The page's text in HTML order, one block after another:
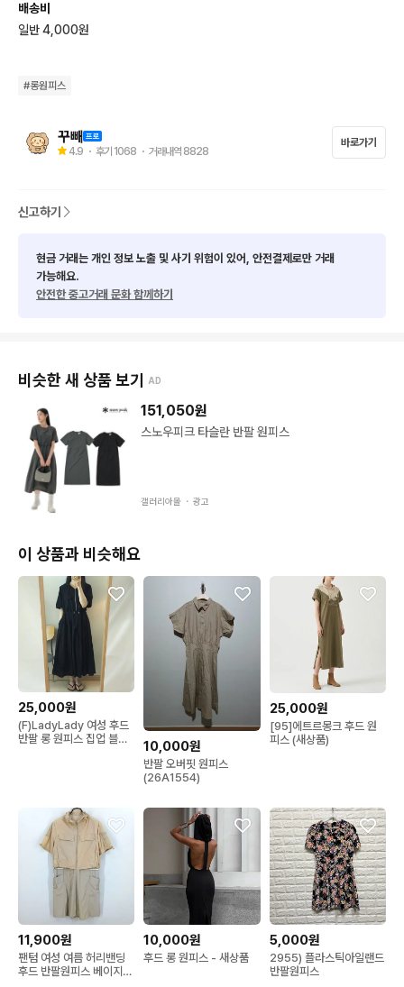
★택배비 선불 4000원, 도서산간지역 7000원
★반값택배 X 우체국택배 X(CJ대한통운 일반택배만 이용)
★결제 후 3일간 보관 가능(이미 구매하신 보관물품 절대 취소 X)
→10시 전 결제확인 시 당일배송 가능
★최대한 사전 검수를 거치지만 구제 특성상 미세한 오염등의 하
배송비
일반 4,000원
#롱원피스
꾸빼
4.9 ・ 후기 1068 ・ 거래내역 8828
바로가기
신고하기
현금 거래는 개인 정보 노출 및 사기 위험이 있어, 안전결제로만 거래
가능해요.
안전한 중고거래 문화 함께하기
비슷한 새 상품 보기 AD
151,050원
스노우피크 타슬란 반팔 원피스
갤러리아몰 ・ 광고
이 상품과 비슷해요
25,000원
(F)LadyLady 여성 후드
반팔 롱 원피스 집업 블랙
10,000원
반팔 오버핏 원피스
(26A1554)
25,000원
[95]에트르몽크 후드 원
피스 (새상품)
11,900원
팬텀 여성 여름 허리밴딩
후드 반팔원피스 베이지
10,000원
후드 롱 원피스 - 새상품
5,000원
2955) 플라스틱아일랜드
반팔원피스